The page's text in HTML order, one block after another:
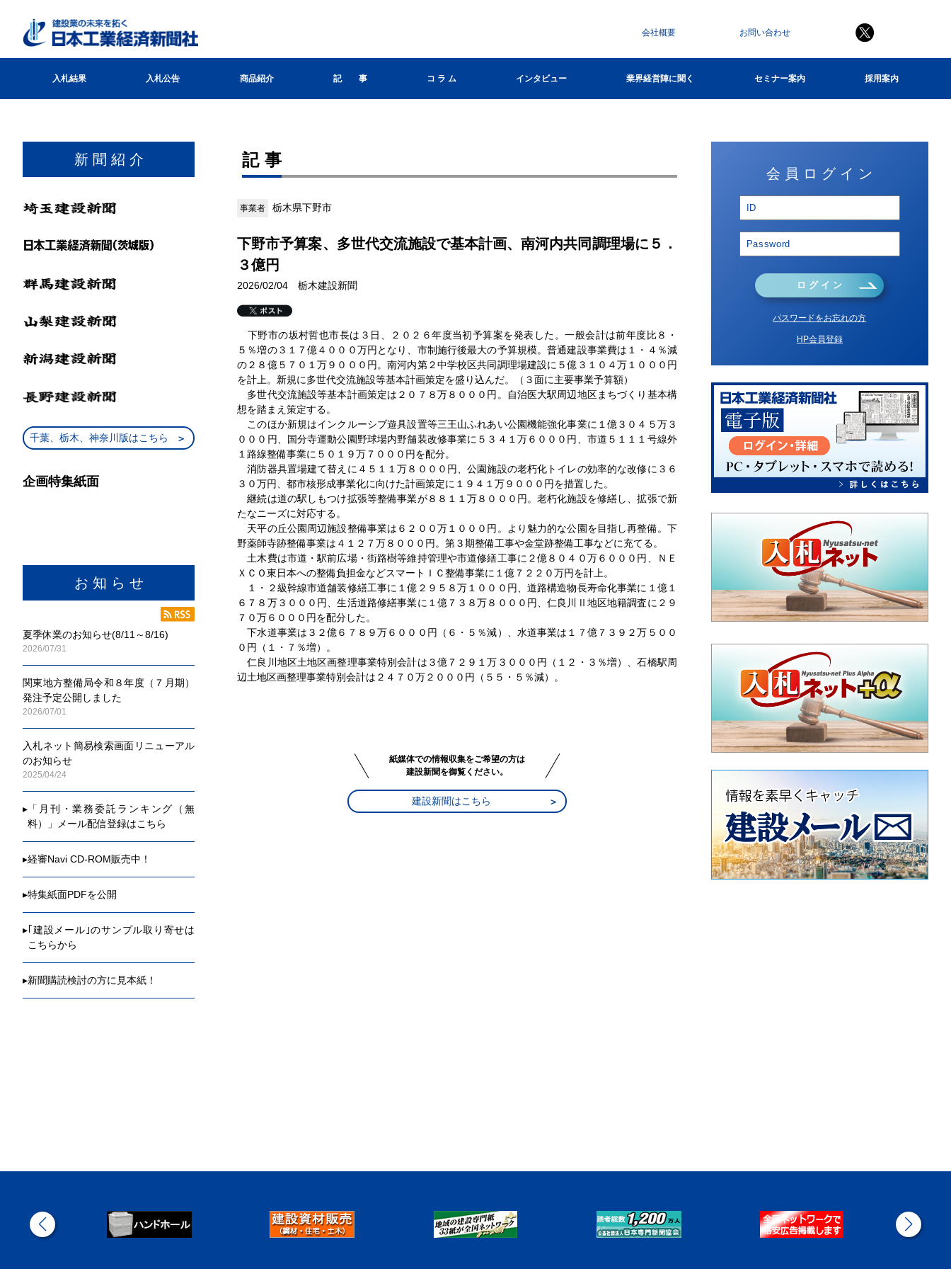
会社概要 お問い合わせ
入札結果 入札公告 商品紹介 記 事 コ ラ ム インタビュー 業界経営陣に聞く セミナー案内 採用案内
新 聞 紹 介
千葉、栃木、神奈川版はこちら
企画特集紙面
お 知 ら せ
夏季休業のお知らせ(8/11～8/16)
2026/07/31
関東地方整備局令和８年度（７月期）
発注予定公開しました
2026/07/01
入札ネット簡易検索画面リニューアル
のお知らせ
2025/04/24
▸ 「月刊・業務委託ランキング（無
料）」メール配信登録はこちら
▸経審Navi CD-ROM販売中！
▸特集紙面PDFを公開
▸ ｢建設メール｣のサンプル取り寄せは
こちらから
▸新聞購読検討の方に見本紙！
記事
事業者 栃木県下野市
下野市予算案、多世代交流施設で基本計画、南河内共同調理場に５．
３億円
2026/02/04 栃木建設新聞
下野市の坂村哲也市長は３日、２０２６年度当初予算案を発表した。一般会計は前年度比８・
５％増の３１７億４０００万円となり、市制施行後最大の予算規模。普通建設事業費は１・４％減
の２８億５７０１万９０００円。南河内第２中学校区共同調理場建設に５億３１０４万１０００円
を計上。新規に多世代交流施設等基本計画策定を盛り込んだ。（３面に主要事業予算額）
多世代交流施設等基本計画策定は２０７８万８０００円。自治医大駅周辺地区まちづくり基本構
想を踏まえ策定する。
このほか新規はインクルーシブ遊具設置等三王山ふれあい公園機能強化事業に１億３０４５万３
０００円、国分寺運動公園野球場内野舗装改修事業に５３４１万６０００円、市道５１１１号線外
１路線整備事業に５０１９万７０００円を配分。
消防器具置場建て替えに４５１１万８０００円、公園施設の老朽化トイレの効率的な改修に３６
３０万円、都市核形成事業化に向けた計画策定に１９４１万９０００円を措置した。
継続は道の駅しもつけ拡張等整備事業が８８１１万８０００円。老朽化施設を修繕し、拡張で新
たなニーズに対応する。
天平の丘公園周辺施設整備事業は６２００万１０００円。より魅力的な公園を目指し再整備。下
野薬師寺跡整備事業は４１２７万８０００円。第３期整備工事や金堂跡整備工事などに充てる。
土木費は市道・駅前広場・街路樹等維持管理や市道修繕工事に２億８０４０万６０００円、ＮＥ
ＸＣＯ東日本への整備負担金などスマートＩＣ整備事業に１億７２２０万円を計上。
１・２級幹線市道舗装修繕工事に１億２９５８万１０００円、道路構造物長寿命化事業に１億１
６７８万３０００円、生活道路修繕事業に１億７３８万８０００円、仁良川Ⅱ地区地籍調査に２９
７０万６０００円を配分した。
下水道事業は３２億６７８９万６０００円（６・５％減）、水道事業は１７億７３９２万５００
０円（１・７％増）。
仁良川地区土地区画整理事業特別会計は３億７２９１万３０００円（１２・３％増）、石橋駅周
辺土地区画整理事業特別会計は２４７０万２０００円（５５・５％減）。
紙媒体での情報収集をご希望の方は
建設新聞を御覧ください。
建設新聞はこちら
会 員 ロ グ イ ン
ロ グ イ ン
パスワードをお忘れの方
HP会員登録